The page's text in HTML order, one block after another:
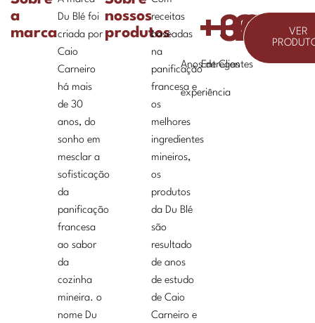
a
marca
Du Blé foi
criada por
Caio
Carneiro
há mais
de 30
anos, do
sonho em
mesclar a
sofisticação
da
panificação
francesa
ao sabor
da
cozinha
mineira. o
nome Du
nossos
produtos
receitas
baseadas
na
panificação
francesa e
os
melhores
ingredientes
mineiros,
os
produtos
da Du Blé
são
resultado
de anos
de estudo
de Caio
Carneiro e
Anos de
experiência
+30
Entregas
+200
Clientes
+
VER